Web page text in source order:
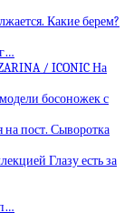
Какие берем?
/ ICONIC На
босоножек с
на пост. Сыворотка
Глазу есть за